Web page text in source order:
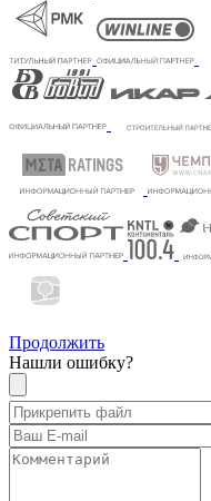
Продолжить
Нашли ошибку?